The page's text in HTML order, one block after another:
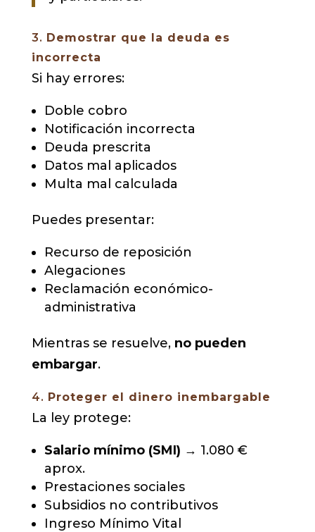
3. Demostrar que la deuda es
incorrecta
Si hay errores:
Doble cobro
Notificación incorrecta
Deuda prescrita
Datos mal aplicados
Multa mal calculada
Puedes presentar:
Recurso de reposición
Alegaciones
Reclamación económico-
administrativa
Mientras se resuelve, no pueden
embargar.
4. Proteger el dinero inembargable
La ley protege:
Salario mínimo (SMI) → 1.080 €
aprox.
Prestaciones sociales
Subsidios no contributivos
Ingreso Mínimo Vital